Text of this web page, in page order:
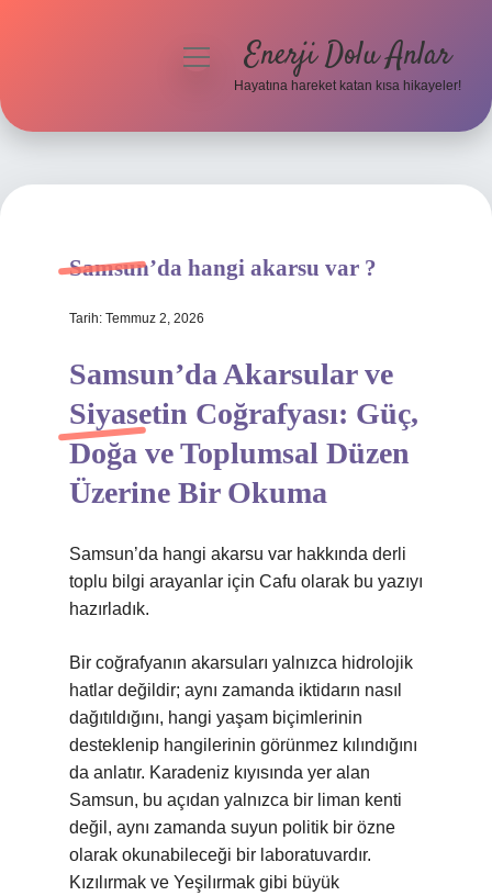
Hakkımızda
menüyüEnerji Dolu Anlar
Hayatına hareket katan kısa hikayeler!
Samsun’da hangi akarsu var ?
Tarih: Temmuz 2, 2026
Samsun’da Akarsular ve
Siyasetin Coğrafyası: Güç,
Doğa ve Toplumsal Düzen
Üzerine Bir Okuma
Samsun’da hangi akarsu var hakkında derli
toplu bilgi arayanlar için Cafu olarak bu yazıyı
hazırladık.
Bir coğrafyanın akarsuları yalnızca hidrolojik
hatlar değildir; aynı zamanda iktidarın nasıl
dağıtıldığını, hangi yaşam biçimlerinin
desteklenip hangilerinin görünmez kılındığını
da anlatır. Karadeniz kıyısında yer alan
Samsun, bu açıdan yalnızca bir liman kenti
değil, aynı zamanda suyun politik bir özne
olarak okunabileceği bir laboratuvardır.
Kızılırmak ve Yeşilırmak gibi büyük